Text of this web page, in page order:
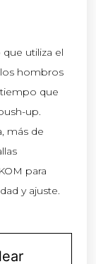
utiliza el
los hombros
tiempo que
up.
más de
para
y ajuste.